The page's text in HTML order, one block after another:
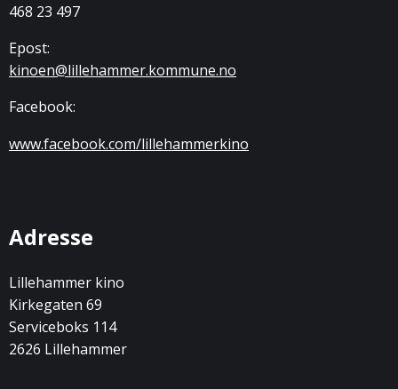
468 23 497
Epost:
kinoen@lillehammer.kommune.no
Facebook:
www.facebook.com/lillehammerkino
Adresse
Lillehammer kino
Kirkegaten 69
Serviceboks 114
2626 Lillehammer